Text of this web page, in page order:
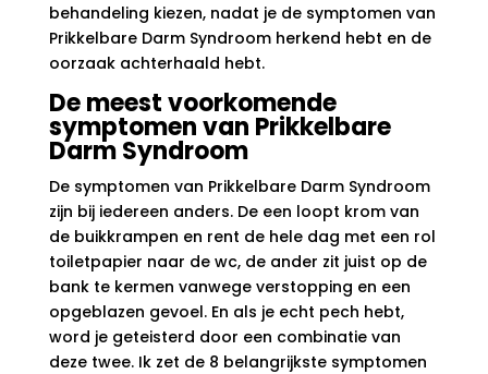
behandeling kiezen, nadat je de symptomen van
Prikkelbare Darm Syndroom herkend hebt en de
oorzaak achterhaald hebt.
De meest voorkomende
symptomen van Prikkelbare
Darm Syndroom
De symptomen van Prikkelbare Darm Syndroom
zijn bij iedereen anders. De een loopt krom van
de buikkrampen en rent de hele dag met een rol
toiletpapier naar de wc, de ander zit juist op de
bank te kermen vanwege verstopping en een
opgeblazen gevoel. En als je echt pech hebt,
word je geteisterd door een combinatie van
deze twee. Ik zet de 8 belangrijkste symptomen